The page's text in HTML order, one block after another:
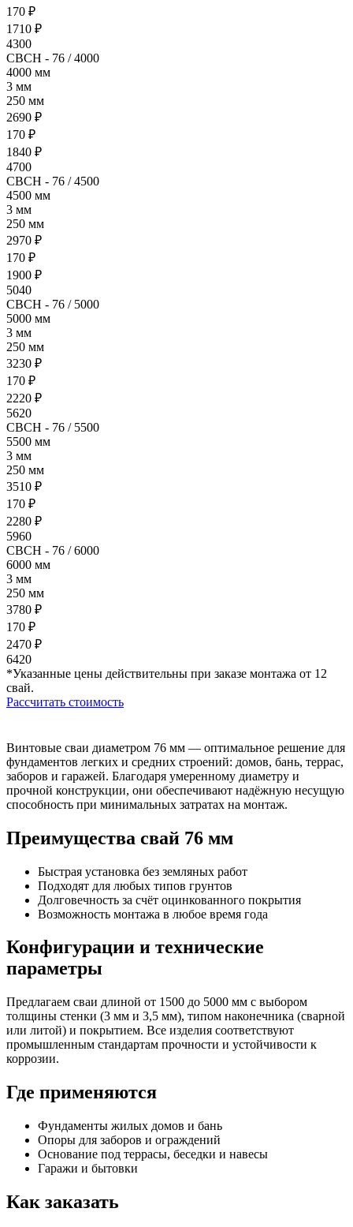
170 ₽
1710 ₽
4300
- 76 / 4000
4000 мм
3 мм
250 мм
2690 ₽
170 ₽
1840 ₽
4700
- 76 / 4500
4500 мм
3 мм
250 мм
2970 ₽
170 ₽
1900 ₽
5040
- 76 / 5000
5000 мм
3 мм
250 мм
3230 ₽
170 ₽
2220 ₽
5620
- 76 / 5500
5500 мм
3 мм
250 мм
3510 ₽
170 ₽
2280 ₽
5960
- 76 / 6000
6000 мм
3 мм
250 мм
3780 ₽
170 ₽
2470 ₽
6420
*Указанные цены действительны при заказе монтажа от 12
свай.
Рассчитать стоимость
Винтовые сваи диаметром 76 мм — оптимальное решение для
фундаментов легких и средних строений: домов, бань, террас,
заборов и гаражей. Благодаря умеренному диаметру и
прочной конструкции, они обеспечивают надёжную несущую
способность при минимальных затратах на монтаж.
Преимущества свай 76 мм
Быстрая установка без земляных работ
Подходят для любых типов грунтов
Долговечность за счёт оцинкованного покрытия
Возможность монтажа в любое время года
Конфигурации и технические
параметры
Предлагаем сваи длиной от 1500 до 5000 мм с выбором
толщины стенки (3 мм и 3,5 мм), типом наконечника (сварной
или литой) и покрытием. Все изделия соответствуют
промышленным стандартам прочности и устойчивости к
коррозии.
Где применяются
Фундаменты жилых домов и бань
Опоры для заборов и ограждений
Основание под террасы, беседки и навесы
Гаражи и бытовки
Как заказать